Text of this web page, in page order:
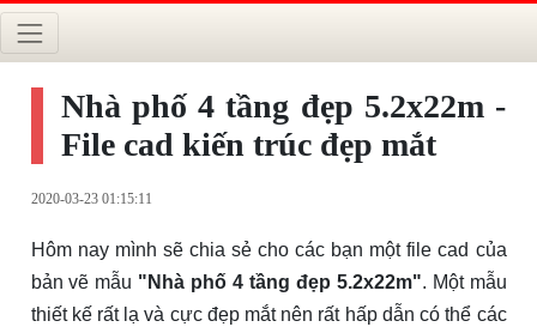
Nhà phố 4 tầng đẹp 5.2x22m -
File cad kiến trúc đẹp mắt
2020-03-23 01:15:11
Hôm nay mình sẽ chia sẻ cho các bạn một file cad của
bản vẽ mẫu "Nhà phố 4 tầng đẹp 5.2x22m". Một mẫu
thiết kế rất lạ và cực đẹp mắt nên rất hấp dẫn có thể các